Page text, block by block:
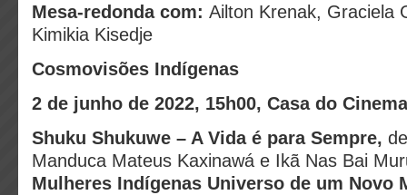
Mesa-redonda com: Ailton Krenak, Graciela
Kimikia Kisedje
Cosmovisões Indígenas
2 de junho de 2022, 15h00, Casa do
Shuku Shukuwe – A Vida é para Sempre,
Manduca Mateus Kaxinawá e Ikã Nas Bai
Mulheres Indígenas Universo de um Novo